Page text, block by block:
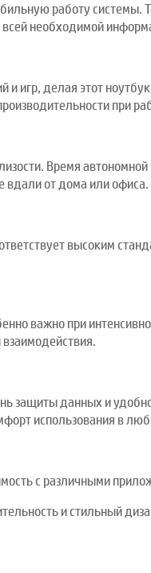
работу
всей необходимой
игр, делая этот
при
Время
вдали от дома или офиса.
высоким
важно при
защиты данных и
использования в
с различными
и стильный